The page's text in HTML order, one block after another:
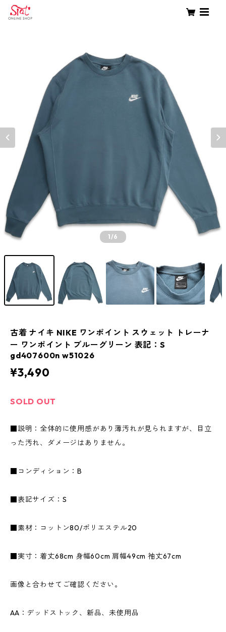
1/6
古着 ナイキ NIKE ワンポイント スウェット トレーナ
ー ワンポイント ブルーグリーン 表記：S
gd407600n w51026
¥3,490
SOLD OUT
■説明：全体的に使用感があり薄汚れが見られますが、目立
った汚れ、ダメージはありません。
■コンディション：B
■表記サイズ：S
■素材：コットン80/ポリエステル20
■実寸：着丈68cm 身幅60cm 肩幅49cm 袖丈67cm
画像と合わせてご確認ください。
AA：デッドストック、新品、未使用品